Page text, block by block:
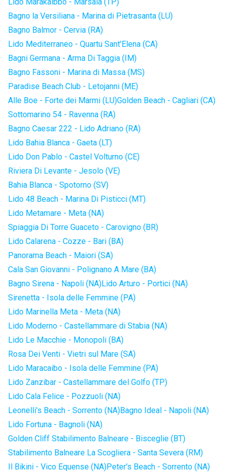
Bagno la Versiliana - Marina di Pietrasanta (LU)
Bagno Balmor - Cervia (RA)
Lido Mediterraneo - Quartu Sant'Elena (CA)
Bagni Germana - Arma Di Taggia (IM)
Bagno Fassoni - Marina di Massa (MS)
Paradise Beach Club - Letojanni (ME)
Alle Boe - Forte dei Marmi (LU)Golden Beach - Cagliari (CA)
Sottomarino 54 - Ravenna (RA)
Bagno Caesar 222 - Lido Adriano (RA)
Lido Bahia Blanca - Gaeta (LT)
Lido Don Pablo - Castel Volturno (CE)
Riviera Di Levante - Jesolo (VE)
Bahia Blanca - Spotorno (SV)
Lido 48 Beach - Marina Di Pisticci (MT)
Lido Metamare - Meta (NA)
Spiaggia Di Torre Guaceto - Carovigno (BR)
Lido Calarena - Cozze - Bari (BA)
Panorama Beach - Maiori (SA)
Cala San Giovanni - Polignano A Mare (BA)
Bagno Sirena - Napoli (NA)Lido Arturo - Portici (NA)
Sirenetta - Isola delle Femmine (PA)
Lido Marinella Meta - Meta (NA)
Lido Moderno - Castellammare di Stabia (NA)
Lido Le Macchie - Monopoli (BA)
Rosa Dei Venti - Vietri sul Mare (SA)
Lido Maracaibo - Isola delle Femmine (PA)
Lido Zanzibar - Castellammare del Golfo (TP)
Lido Cala Felice - Pozzuoli (NA)
Leonelli's Beach - Sorrento (NA)Bagno Ideal - Napoli (NA)
Lido Fortuna - Bagnoli (NA)
Golden Cliff Stabilimento Balneare - Bisceglie (BT)
Stabilimento Balneare La Scogliera - Santa Severa (RM)
Il Bikini - Vico Equense (NA)Peter's Beach - Sorrento (NA)